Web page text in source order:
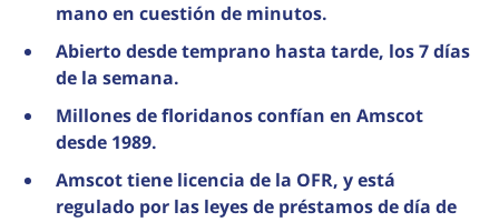
mano en cuestión de minutos.
Abierto desde temprano hasta tarde, los 7 días
de la semana.
Millones de floridanos confían en Amscot
desde 1989.
Amscot tiene licencia de la OFR, y está
regulado por las leyes de préstamos de día de